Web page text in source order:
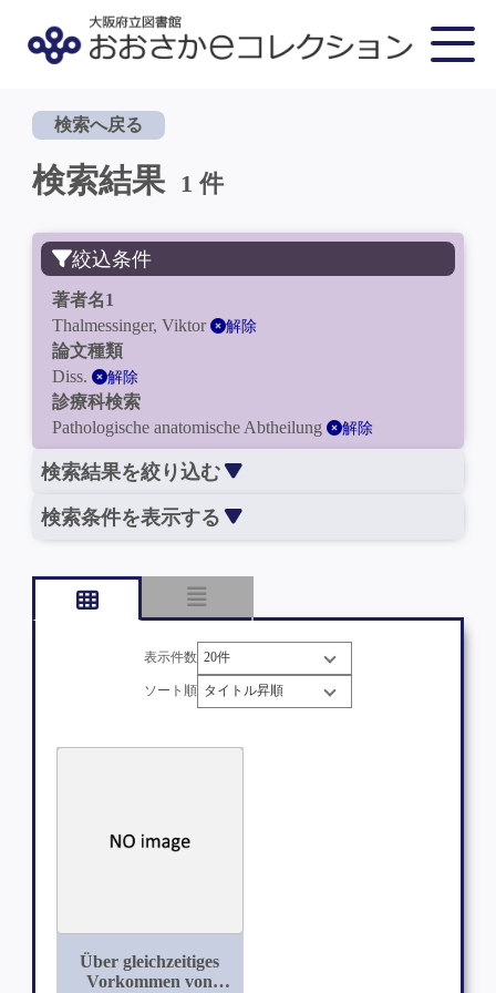
検索へ戻る
検索結果 1 件
絞込条件
著者名1
Thalmessinger, Viktor
解除
論文種類
Diss.
解除
診療科検索
Pathologische anatomische Abtheilung
解除
検索結果を絞り込む
検索条件を表示する
表示件数
ソート順
Über gleichzeitiges
Vorkommen von